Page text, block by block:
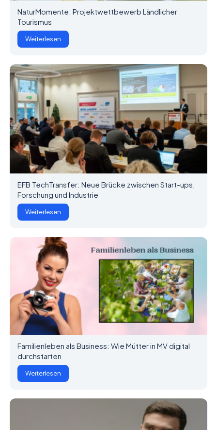
NaturMomente: Projektwettbewerb Ländlicher
Tourismus
Weiterlesen
EFB TechTransfer: Neue Brücke zwischen Start-ups,
Forschung und Industrie
Weiterlesen
Familienleben als Business: Wie Mütter in MV digital
durchstarten
Weiterlesen